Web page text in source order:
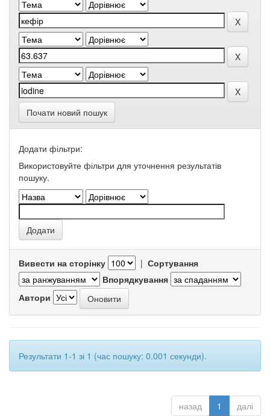
Почати новий пошук
Додати фільтри:
Використовуйте фільтри для уточнення результатів
пошуку.
Вивести на сторінку | Сортування
Впорядкування
Автори
Результати 1-1 зі 1 (час пошуку: 0.001 секунди).
назад 1 далі